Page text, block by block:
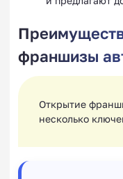
франшизы
Открытие
несколько